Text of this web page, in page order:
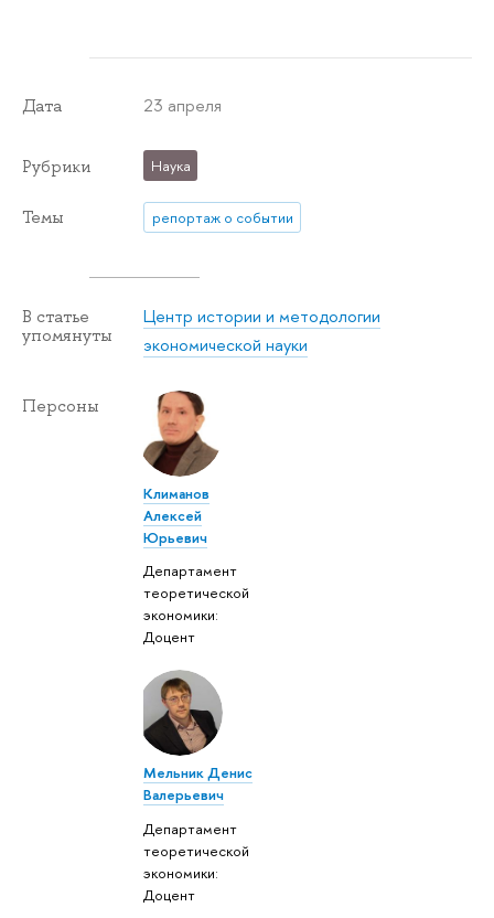
Дата 23 апреля
Рубрики Наука
Темы репортаж о событии
В статье
упомянуты
Центр истории и методологии
экономической науки
Персоны
Климанов
Алексей
Юрьевич
Департамент
теоретической
экономики:
Доцент
Мельник Денис
Валерьевич
Департамент
теоретической
экономики:
Доцент